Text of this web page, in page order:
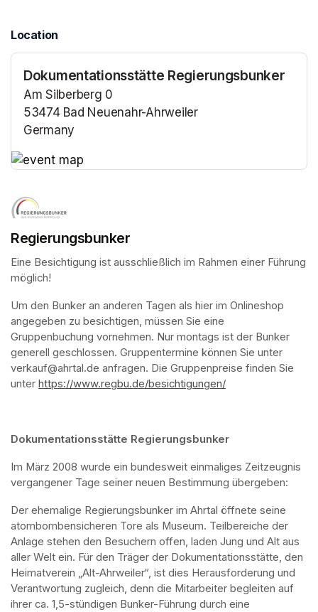
Location
Dokumentationsstätte Regierungsbunker
Am Silberberg 0
53474 Bad Neuenahr-Ahrweiler
Germany
Regierungsbunker
Eine Besichtigung ist ausschließlich im Rahmen einer Führung
möglich!
Um den Bunker an anderen Tagen als hier im Onlineshop
angegeben zu besichtigen, müssen Sie eine
Gruppenbuchung vornehmen. Nur montags ist der Bunker
generell geschlossen. Gruppentermine können Sie unter
verkauf@ahrtal.de anfragen. Die Gruppenpreise finden Sie
unter https://www.regbu.de/besichtigungen/
Dokumentationsstätte Regierungsbunker
Im März 2008 wurde ein bundesweit einmaliges Zeitzeugnis
vergangener Tage seiner neuen Bestimmung übergeben:
Der ehemalige Regierungsbunker im Ahrtal öffnete seine
atombombensicheren Tore als Museum. Teilbereiche der
Anlage stehen den Besuchern offen, laden Jung und Alt aus
aller Welt ein. Für den Träger der Dokumentationsstätte, den
Heimatverein „Alt-Ahrweiler“, ist dies Herausforderung und
Verantwortung zugleich, denn die Mitarbeiter begleiten auf
ihrer ca. 1,5-stündigen Bunker-Führung durch eine